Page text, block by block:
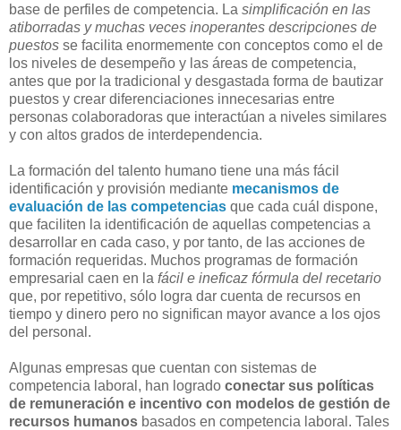
base de perfiles de competencia. La simplificación en las
atiborradas y muchas veces inoperantes descripciones de
puestos se facilita enormemente con conceptos como el de
los niveles de desempeño y las áreas de competencia,
antes que por la tradicional y desgastada forma de bautizar
puestos y crear diferenciaciones innecesarias entre
personas colaboradoras que interactúan a niveles similares
y con altos grados de interdependencia.
La formación del talento humano tiene una más fácil
identificación y provisión mediante mecanismos de
evaluación de las competencias que cada cuál dispone,
que faciliten la identificación de aquellas competencias a
desarrollar en cada caso, y por tanto, de las acciones de
formación requeridas. Muchos programas de formación
empresarial caen en la fácil e ineficaz fórmula del recetario
que, por repetitivo, sólo logra dar cuenta de recursos en
tiempo y dinero pero no significan mayor avance a los ojos
del personal.
Algunas empresas que cuentan con sistemas de
competencia laboral, han logrado conectar sus políticas
de remuneración e incentivo con modelos de gestión de
recursos humanos basados en competencia laboral. Tales